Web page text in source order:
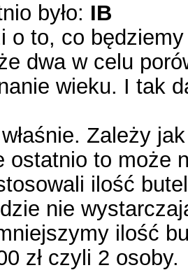
było: IB
o to, co
dwa w celu
wieku. I tak
Zależy
ostatnio to może
ilość
nie
ilość
zł czyli 2 osoby.